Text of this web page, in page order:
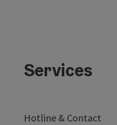
Services
Hotline & Contact